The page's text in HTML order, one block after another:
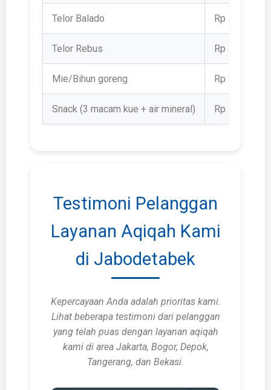
Telor Balado Rp 4.000
Telor Rebus Rp 3.000
Mie/Bihun goreng Rp 3.000
Snack (3 macam kue + air mineral) Rp 11.500
Testimoni Pelanggan
Layanan Aqiqah Kami
di Jabodetabek
Kepercayaan Anda adalah prioritas kami.
Lihat beberapa testimoni dari pelanggan
yang telah puas dengan layanan aqiqah
kami di area Jakarta, Bogor, Depok,
Tangerang, dan Bekasi.